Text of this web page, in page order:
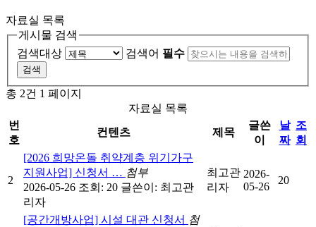
자료실 목록
게시물 검색
검색대상
검색어 필수
총 2건 1 페이지
자료실 목록
번
호
컨텐츠 제목
글쓴
이
날
짜
조
회
2
[2026 희망온돌 취약계층 위기가구
지원사업] 신청서 … 첨부
2026-05-26 조회: 20 글쓴이: 최고관
리자
최고관
리자
2026-
05-26
20
[공간개방사업] 시설 대관 신청서 첨